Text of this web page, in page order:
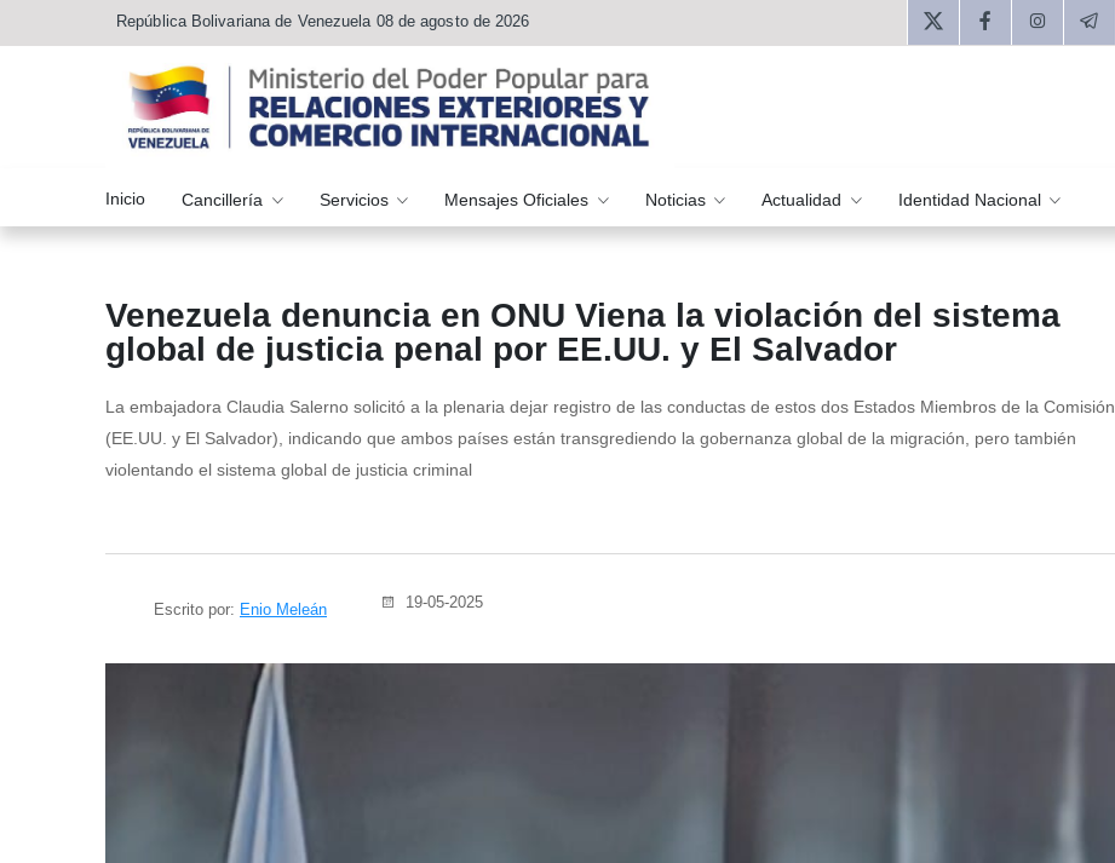
República Bolivariana de Venezuela 08 de agosto de 2026
Inicio Cancillería Servicios Mensajes Oficiales Noticias Actualidad Identidad Nacional
Venezuela denuncia en ONU Viena la violación del sistema
global de justicia penal por EE.UU. y El Salvador
La embajadora Claudia Salerno solicitó a la plenaria dejar registro de las conductas de estos dos Estados Miembros de la Comisión
(EE.UU. y El Salvador), indicando que ambos países están transgrediendo la gobernanza global de la migración, pero también
violentando el sistema global de justicia criminal
Escrito por: Enio Meleán 19-05-2025